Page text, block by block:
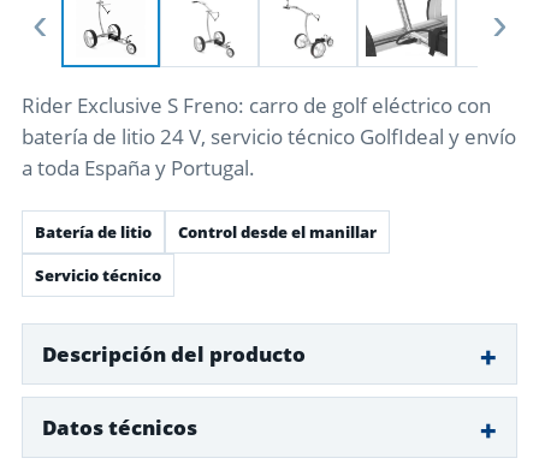
‹ ›
Rider Exclusive S Freno: carro de golf eléctrico con
batería de litio 24 V, servicio técnico GolfIdeal y envío
a toda España y Portugal.
Batería de litio
Control desde el manillar
Servicio técnico
Descripción del producto
Datos técnicos